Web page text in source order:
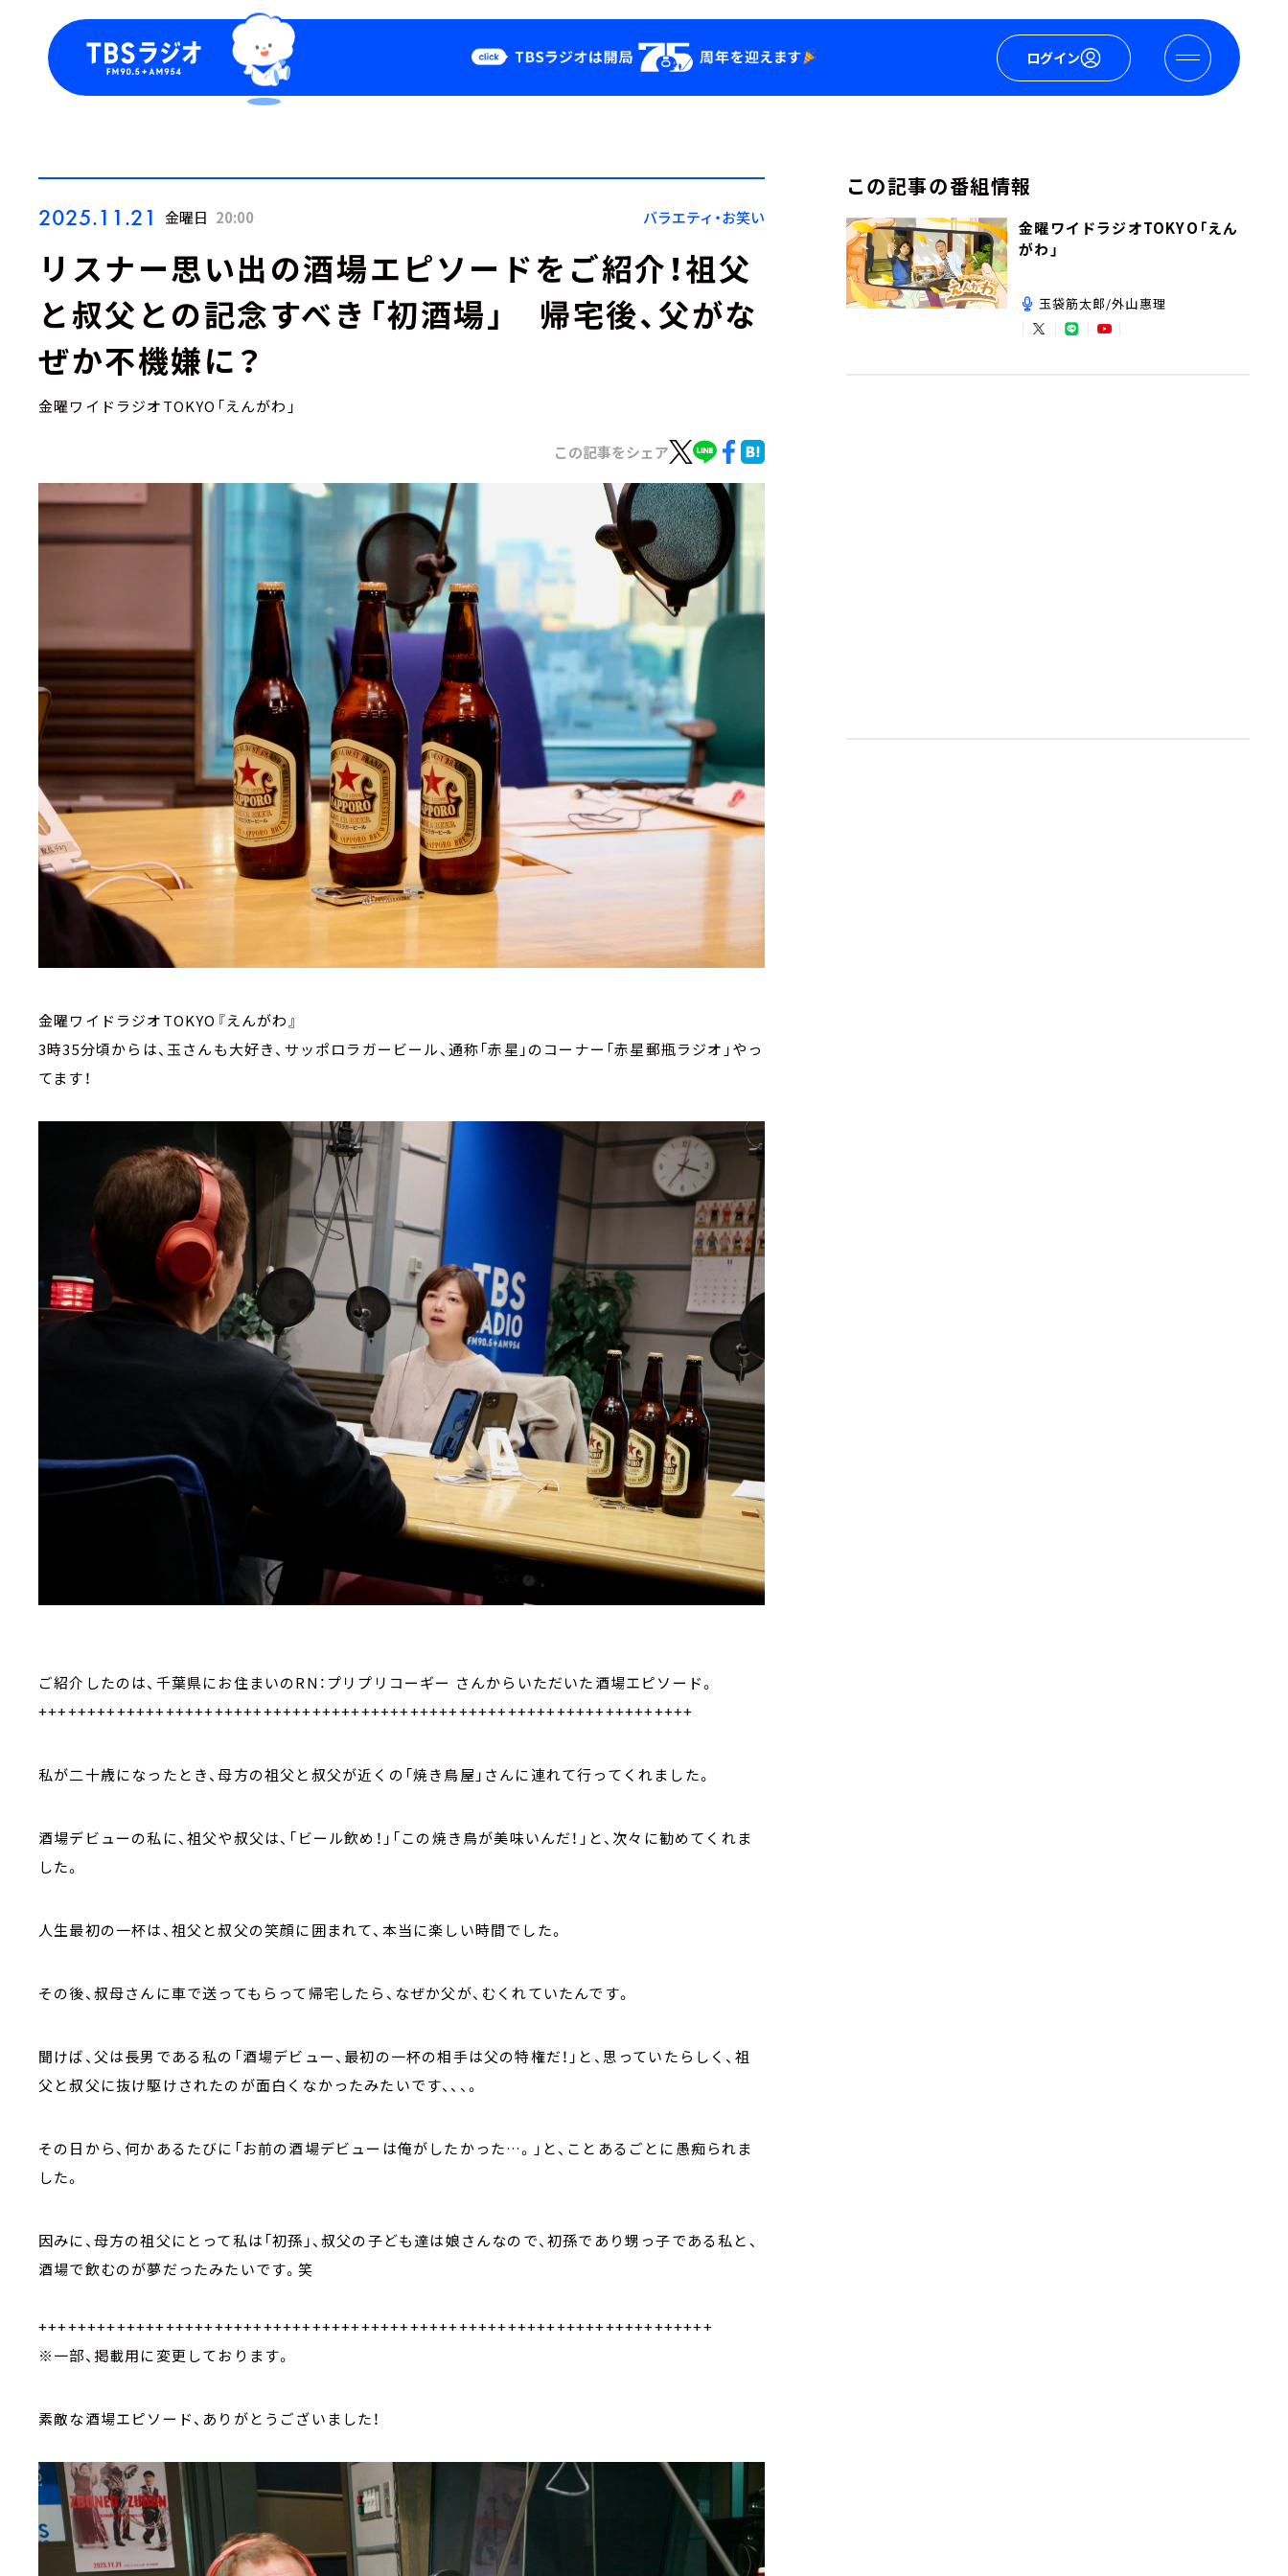
ログイン
Podcast
YouTube
会社情報
2025.11.21 金曜日 20:00 バラエティ・お笑い
リスナー思い出の酒場エピソードをご紹介！祖父
と叔父との記念すべき「初酒場」 帰宅後、父がな
ぜか不機嫌に？
金曜ワイドラジオTOKYO「えんがわ」
この記事をシェア
金曜ワイドラジオTOKYO『えんがわ』
3時35分頃からは、玉さんも大好き、サッポロラガービール、通称「赤星」のコーナー「赤星郵瓶ラジオ」やっ
てます！
ご紹介したのは、千葉県にお住まいのRN：プリプリコーギー さんからいただいた酒場エピソード。
+++++++++++++++++++++++++++++++++++++++++++++++++++++++++++++++++++
私が二十歳になったとき、母方の祖父と叔父が近くの「焼き鳥屋」さんに連れて行ってくれました。
酒場デビューの私に、祖父や叔父は、「ビール飲め！」「この焼き鳥が美味いんだ！」と、次々に勧めてくれま
した。
人生最初の一杯は、祖父と叔父の笑顔に囲まれて、本当に楽しい時間でした。
その後、叔母さんに車で送ってもらって帰宅したら、なぜか父が、むくれていたんです。
聞けば、父は長男である私の「酒場デビュー、最初の一杯の相手は父の特権だ！」と、思っていたらしく、祖
父と叔父に抜け駆けされたのが面白くなかったみたいです、、、。
その日から、何かあるたびに「お前の酒場デビューは俺がしたかった…。」と、ことあるごとに愚痴られま
した。
因みに、母方の祖父にとって私は「初孫」、叔父の子ども達は娘さんなので、初孫であり甥っ子である私と、
酒場で飲むのが夢だったみたいです。笑
+++++++++++++++++++++++++++++++++++++++++++++++++++++++++++++++++++++
※一部、掲載用に変更しております。
素敵な酒場エピソード、ありがとうございました！
この記事の番組情報
金曜ワイドラジオTOKYO「えん
がわ」
玉袋筋太郎/外山惠理